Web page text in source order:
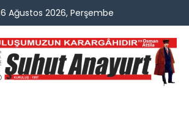
6 Ağustos 2026, Perşembe